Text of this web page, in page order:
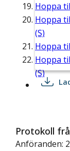
Hoppa
Hoppa
(S)
Hoppa
Hoppa
(S)
Protokoll
Anföranden: